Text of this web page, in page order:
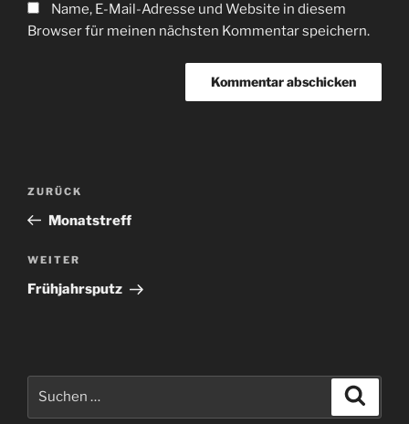
Name, E-Mail-Adresse und Website in diesem
Browser für meinen nächsten Kommentar speichern.
Beitragsnavigation
Vorheriger
Beitrag
ZURÜCK
Monatstreff
Nächster
Beitrag
WEITER
Frühjahrsputz